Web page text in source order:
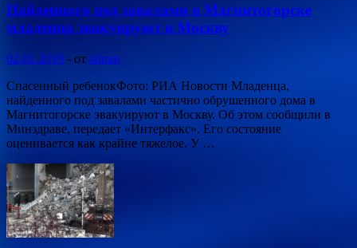
Найденного под завалами в Магнитогорске
младенца эвакуируют в Москву
02.01.2019 - от admin
Спасенный ребенокФото: РИА Новости Младенца,
найденного под завалами частично обрушенного дома в
Магнитогорске эвакуируют в Москву. Об этом сообщили в
Минздраве, передает «Интерфакс». Его состояние
оценивается как крайне тяжелое. У …